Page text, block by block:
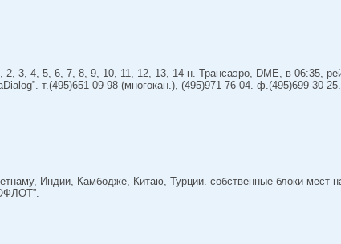
3, 4, 5, 6, 7, 8, 9, 10, 11, 12, 13, 14 н. Трансаэро, DME, в 06:35,
т.(495)651-09-98 (многокан.), (495)971-76-04. ф.(495)699-30-
Индии, Камбодже, Китаю, Турции. собственные блоки мест